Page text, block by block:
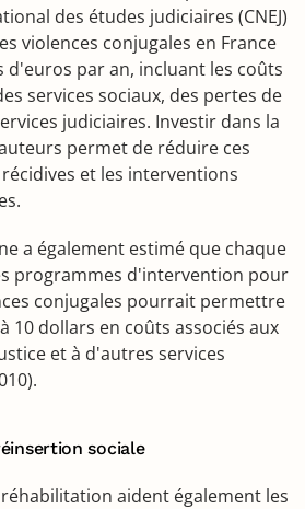
des études judiciaires (CNEJ)
violences conjugales en France
d'euros par an, incluant les coûts
services sociaux, des pertes de
judiciaires. Investir dans la
permet de réduire ces
et les interventions
a également estimé que chaque
programmes d'intervention pour
conjugales pourrait permettre
10 dollars en coûts associés aux
et à d'autres services
sociale
aident également les